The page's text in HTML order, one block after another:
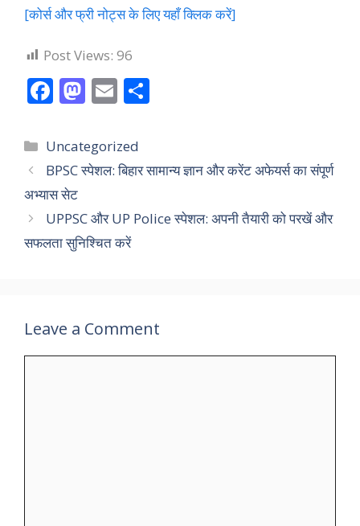
[कोर्स और फ्री नोट्स के लिए यहाँ क्लिक करें]
Post Views: 96
F
e
b
o
o
k
M
to
d
n
E
ai
l e
Categories
Uncategorized
BPSC स्पेशल: बिहार सामान्य ज्ञान और करेंट अफेयर्स का संपूर्ण
अभ्यास सेट
UPPSC और UP Police स्पेशल: अपनी तैयारी को परखें और
सफलता सुनिश्चित करें
Leave a Comment